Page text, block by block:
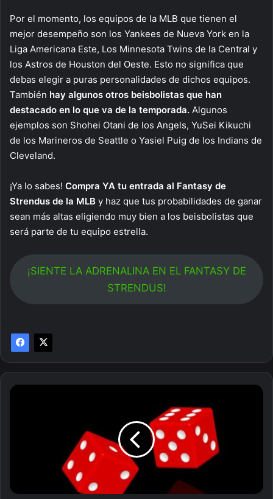
Por el momento, los equipos de la MLB que tienen el
mejor desempeño son los Yankees de Nueva York en la
Liga Americana Este, Los Minnesota Twins de la Central y
los Astros de Houston del Oeste. Esto no significa que
debas elegir a puras personalidades de dichos equipos.
También hay algunos otros beisbolistas que han
destacado en lo que va de la temporada. Algunos
ejemplos son Shohei Otani de los Angels, YuSei Kikuchi
de los Marineros de Seattle o Yasiel Puig de los Indians de
Cleveland.
¡Ya lo sabes! Compra YA tu entrada al Fantasy de
Strendus de la MLB y haz que tus probabilidades de ganar
sean más altas eligiendo muy bien a los beisbolistas que
será parte de tu equipo estrella.
¡SIENTE LA ADRENALINA EN EL FANTASY DE
STRENDUS!
Fácil